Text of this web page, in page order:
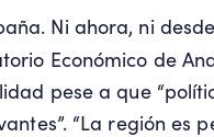
Ni ahora, ni
Económico de
pese a que
“La región es